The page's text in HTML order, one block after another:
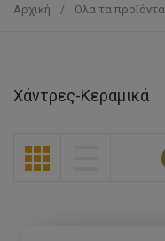
Αρχική Όλα τα προϊόντα
Χάντρες-Κεραμικά